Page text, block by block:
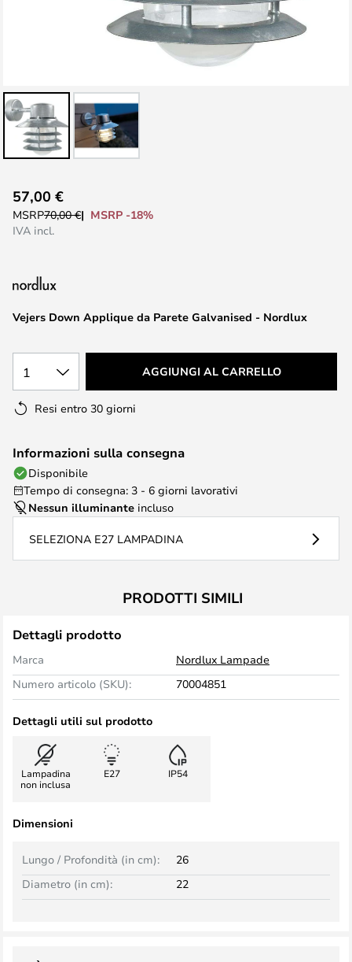
all'inizio
della
immagini
Vejers Down Applique da Parete Galvanised - Nordlux
57,00 €
MSRP70,00 €
MSRP -18%
IVA incl.
1 AGGIUNGI AL CARRELLO
Resi entro 30 giorni
Informazioni sulla consegna
Disponibile
Tempo di consegna: 3 - 6 giorni lavorativi
Nessun illuminante incluso
SELEZIONA E27 LAMPADINA
PRODOTTI SIMILI
Dettagli prodotto
Marca
Nordlux Lampade
Numero articolo (SKU):
70004851
Dettagli utili sul prodotto
Lampadina
non inclusa
E27 IP54
Dimensioni
Lungo / Profondità (in cm):
26
Diametro (in cm):
22